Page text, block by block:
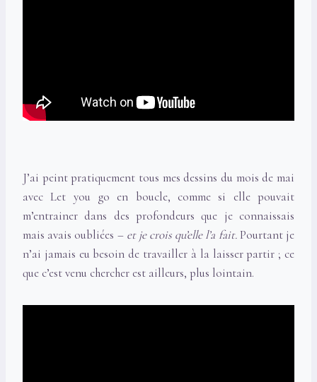
J’ai peint pratiquement tous mes dessins du mois de mai
avec Let you go en boucle, comme si elle pouvait
m’entrainer dans des profondeurs que je connaissais
mais avais oubliées – et je crois qu’elle l’a fait.Pourtant je
n’ai jamais eu besoin de travailler à la laisser partir ; ce
que c’est venu chercher est ailleurs, plus lointain.